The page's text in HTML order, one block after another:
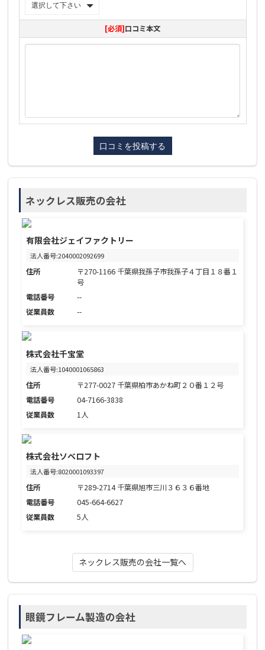
[必須]口コミ本文
ネックレス販売の会社
有限会社ジェイファクトリー
法人番号:2040002092699
住所
〒270-1166 千葉県我孫子市我孫子４丁目１８番１
号
電話番号
--
従業員数
--
株式会社千宝堂
法人番号:1040001065863
住所
〒277-0027 千葉県柏市あかね町２０番１２号
電話番号
04-7166-3838
従業員数
1人
株式会社ソベロフト
法人番号:8020001093397
住所
〒289-2714 千葉県旭市三川３６３６番地
電話番号
045-664-6627
従業員数
5人
ネックレス販売の会社一覧へ
眼鏡フレーム製造の会社